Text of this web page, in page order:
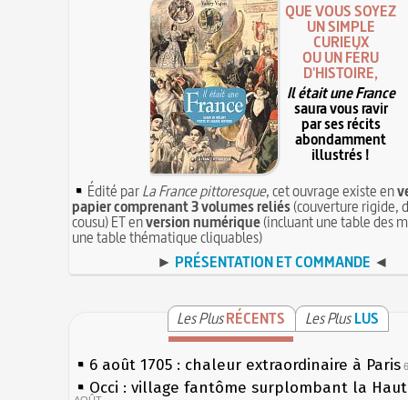
QUE VOUS SOYEZ
UN SIMPLE
CURIEUX
OU UN FÉRU
D'HISTOIRE,
Il était une France
saura vous ravir
par ses récits
abondamment
illustrés !
Édité parLa France pittoresque, cet ouvrage existe en
papier comprenant 3 volumes reliés(couverture rigide,
cousu) ET enversion numérique(incluant une table des
une table thématique cliquables)
► PRÉSENTATION ET COMMANDE ◄
Les PlusRÉCENTS Les Plus LUS
6 août 1705 : chaleur extraordinaire à Paris
Occi : village fantôme surplombant la